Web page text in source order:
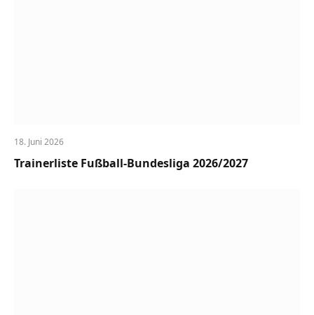
18. Juni 2026
Trainerliste Fußball-Bundesliga 2026/2027